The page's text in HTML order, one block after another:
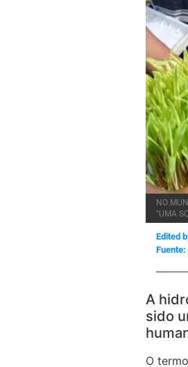
NO
"UMA
Edited
A
sido
O